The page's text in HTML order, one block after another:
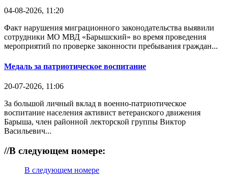
04-08-2026, 11:20
Факт нарушения миграционного законодательства выявили
сотрудники МО МВД «Барышский» во время проведения
мероприятий по проверке законности пребывания граждан...
Медаль за патриотическое воспитание
20-07-2026, 11:06
За большой личный вклад в военно-патриотическое
воспитание населения активист ветеранского движения
Барыша, член районной лекторской группы Виктор
Васильевич...
//В следующем номере:
В следующем номере